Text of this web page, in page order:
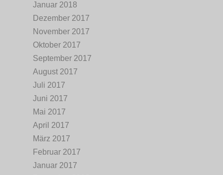
Januar 2018
Dezember 2017
November 2017
Oktober 2017
September 2017
August 2017
Juli 2017
Juni 2017
Mai 2017
April 2017
März 2017
Februar 2017
Januar 2017